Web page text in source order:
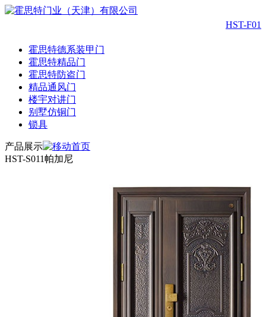
HST-F013
霍思特德系装甲门
霍思特精品门
霍思特防盗门
精品通风门
楼宇对讲门
别墅仿铜门
锁具
产品展示
HST-S011帕加尼